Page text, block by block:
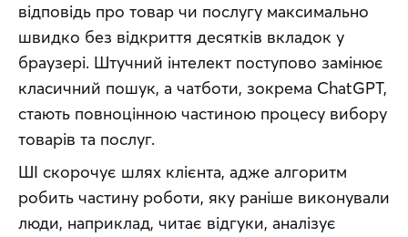
відповідь про товар чи послугу максимально
швидко без відкриття десятків вкладок у
браузері. Штучний інтелект поступово замінює
класичний пошук, а чатботи, зокрема ChatGPT,
стають повноцінною частиною процесу вибору
товарів та послуг.
ШІ скорочує шлях клієнта, адже алгоритм
робить частину роботи, яку раніше виконували
люди, наприклад, читає відгуки, аналізує